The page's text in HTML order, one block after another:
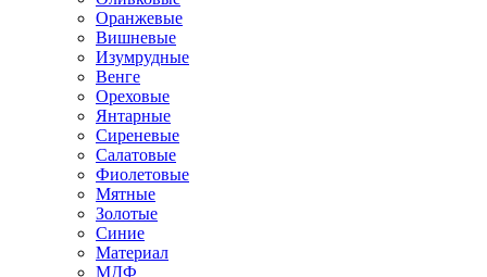
Оранжевые
Вишневые
Изумрудные
Венге
Ореховые
Янтарные
Сиреневые
Салатовые
Фиолетовые
Мятные
Золотые
Синие
Материал
МДФ